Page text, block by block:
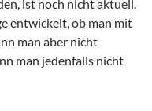
ist noch nicht aktuell.
entwickelt, ob man mit
man aber nicht
man jedenfalls nicht